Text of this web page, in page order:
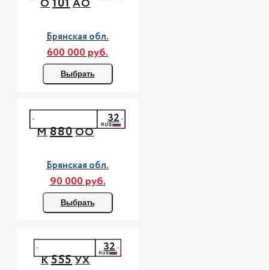
О АО
Брянская обл.
600 000 руб.
Выбрать
М880ОО
32
Брянская обл.
90 000 руб.
Выбрать
К555УХ
32